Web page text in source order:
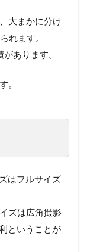
大まかに分け
れます。
あります。
。
はフルサイズ
ズは広角撮影
ということが